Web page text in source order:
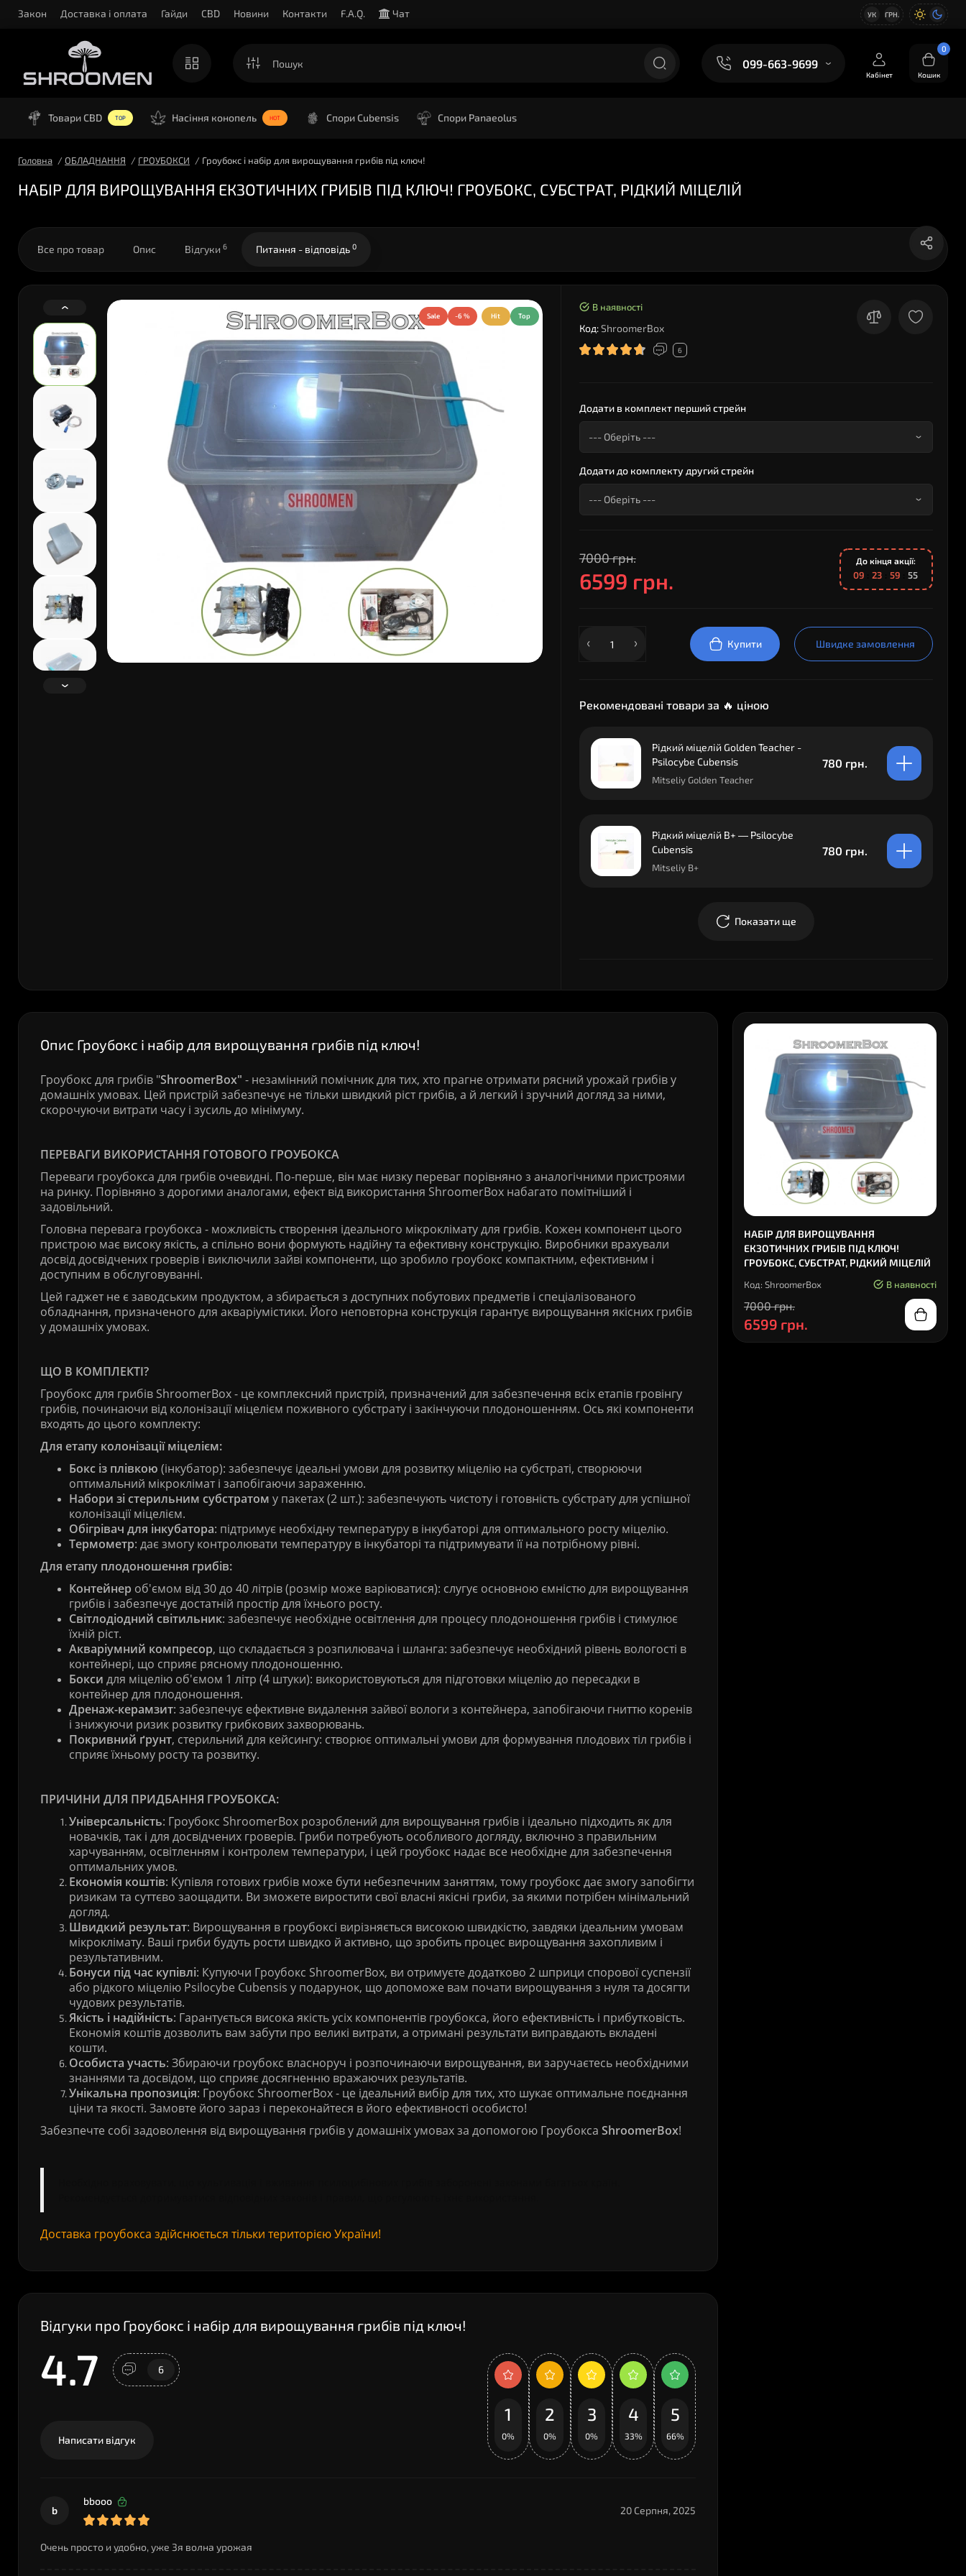
Закон Доставка і оплата Гайди CBD Новини Контакти F.A.Q. Чат УК ГРН.
099-663-9699
Кабінет
0
Кошик
Товари CBD TOP Насіння конопель HOT Спори Cubensis Спори Panaeolus
Головна ОБЛАДНАННЯ ГРОУБОКСИ Гроубокс і набір для вирощування грибів під ключ!
НАБІР ДЛЯ ВИРОЩУВАННЯ ЕКЗОТИЧНИХ ГРИБІВ ПІД КЛЮЧ! ГРОУБОКС, СУБСТРАТ, РІДКИЙ МІЦЕЛІЙ
Все про товар Опис Відгуки 6 Питання - відповідь 0
Sale -6 % Hit Top
В наявності
Код:ShroomerBox
6
Додати в комплект перший стрейн
Додати до комплекту другий стрейн
7000 грн.
6599 грн.
До кінця акції:
09 23 59 54
Купити Швидке замовлення
Рекомендовані товари за 🔥 ціною
Рідкий міцелій Golden Teacher -
Psilocybe Cubensis
Mitseliy Golden Teacher
780 грн.
Рідкий міцелій B+ — Psilocybe
Cubensis
Mitseliy B+
780 грн.
Показати ще
Опис Гроубокс і набір для вирощування грибів під ключ!
Гроубокс для грибів "ShroomerBox" - незамінний помічник для тих, хто прагне отримати рясний урожай грибів у
домашніх умовах. Цей пристрій забезпечує не тільки швидкий ріст грибів, а й легкий і зручний догляд за ними,
скорочуючи витрати часу і зусиль до мінімуму.
ПЕРЕВАГИ ВИКОРИСТАННЯ ГОТОВОГО ГРОУБОКСА
Переваги гроубокса для грибів очевидні. По-перше, він має низку переваг порівняно з аналогічними пристроями
на ринку. Порівняно з дорогими аналогами, ефект від використання ShroomerBox набагато помітніший і
задовільний.
Головна перевага гроубокса - можливість створення ідеального мікроклімату для грибів. Кожен компонент цього
пристрою має високу якість, а спільно вони формують надійну та ефективну конструкцію. Виробники врахували
досвід досвідчених гроверів і виключили зайві компоненти, що зробило гроубокс компактним, ефективним і
доступним в обслуговуванні.
Цей гаджет не є заводським продуктом, а збирається з доступних побутових предметів і спеціалізованого
обладнання, призначеного для акваріумістики. Його неповторна конструкція гарантує вирощування якісних грибів
у домашніх умовах.
ЩО В КОМПЛЕКТІ?
Гроубокс для грибів ShroomerBox - це комплексний пристрій, призначений для забезпечення всіх етапів гровінгу
грибів, починаючи від колонізації міцелієм поживного субстрату і закінчуючи плодоношенням. Ось які компоненти
входять до цього комплекту:
Для етапу колонізації міцелієм:
Бокс із плівкою (інкубатор): забезпечує ідеальні умови для розвитку міцелію на субстраті, створюючи
оптимальний мікроклімат і запобігаючи зараженню.
Набори зі стерильним субстратом у пакетах (2 шт.): забезпечують чистоту і готовність субстрату для успішної
колонізації міцелієм.
Обігрівач для інкубатора: підтримує необхідну температуру в інкубаторі для оптимального росту міцелію.
Термометр: дає змогу контролювати температуру в інкубаторі та підтримувати її на потрібному рівні.
Для етапу плодоношення грибів:
Контейнер об'ємом від 30 до 40 літрів (розмір може варіюватися): слугує основною ємністю для вирощування
грибів і забезпечує достатній простір для їхнього росту.
Світлодіодний світильник: забезпечує необхідне освітлення для процесу плодоношення грибів і стимулює
їхній ріст.
Акваріумний компресор, що складається з розпилювача і шланга: забезпечує необхідний рівень вологості в
контейнері, що сприяє рясному плодоношенню.
Бокси для міцелію об'ємом 1 літр (4 штуки): використовуються для підготовки міцелію до пересадки в
контейнер для плодоношення.
Дренаж-керамзит: забезпечує ефективне видалення зайвої вологи з контейнера, запобігаючи гниттю коренів
і знижуючи ризик розвитку грибкових захворювань.
Покривний ґрунт, стерильний для кейсингу: створює оптимальні умови для формування плодових тіл грибів і
сприяє їхньому росту та розвитку.
ПРИЧИНИ ДЛЯ ПРИДБАННЯ ГРОУБОКСА:
Універсальність: Гроубокс ShroomerBox розроблений для вирощування грибів і ідеально підходить як для
новачків, так і для досвідчених гроверів. Гриби потребують особливого догляду, включно з правильним
харчуванням, освітленням і контролем температури, і цей гроубокс надає все необхідне для забезпечення
оптимальних умов.
Економія коштів: Купівля готових грибів може бути небезпечним заняттям, тому гроубокс дає змогу запобігти
ризикам та суттєво заощадити. Ви зможете виростити свої власні якісні гриби, за якими потрібен мінімальний
догляд.
Швидкий результат: Вирощування в гроубоксі вирізняється високою швидкістю, завдяки ідеальним умовам
мікроклімату. Ваші гриби будуть рости швидко й активно, що зробить процес вирощування захопливим і
результативним.
Бонуси під час купівлі: Купуючи Гроубокс ShroomerBox, ви отримуєте додатково 2 шприци спорової суспензії
або рідкого міцелію Psilocybe Cubensis у подарунок, що допоможе вам почати вирощування з нуля та досягти
чудових результатів.
Якість і надійність: Гарантується висока якість усіх компонентів гроубокса, його ефективність і прибутковість.
Економія коштів дозволить вам забути про великі витрати, а отримані результати виправдають вкладені
кошти.
Особиста участь: Збираючи гроубокс власноруч і розпочинаючи вирощування, ви заручаєтесь необхідними
знаннями та досвідом, що сприяє досягненню вражаючих результатів.
Унікальна пропозиція: Гроубокс ShroomerBox - це ідеальний вибір для тих, хто шукає оптимальне поєднання
ціни та якості. Замовте його зараз і переконайтеся в його ефективності особисто!
Забезпечте собі задоволення від вирощування грибів у домашніх умовах за допомогою Гроубокса ShroomerBox!
Доставка гроубокса здійснюється тільки територією України!
Відгуки про Гроубокс і набір для вирощування грибів під ключ!
4.7 6
Написати відгук
1
0%
2
0%
3
0%
4
33%
5
66%
b
bbooo
20 Серпня, 2025
Очень просто и удобно, уже 3я волна урожая
НАБІР ДЛЯ ВИРОЩУВАННЯ
ЕКЗОТИЧНИХ ГРИБІВ ПІД КЛЮЧ!
ГРОУБОКС, СУБСТРАТ, РІДКИЙ МІЦЕЛІЙ
Код: ShroomerBox В наявності
7000 грн.
6599 грн.